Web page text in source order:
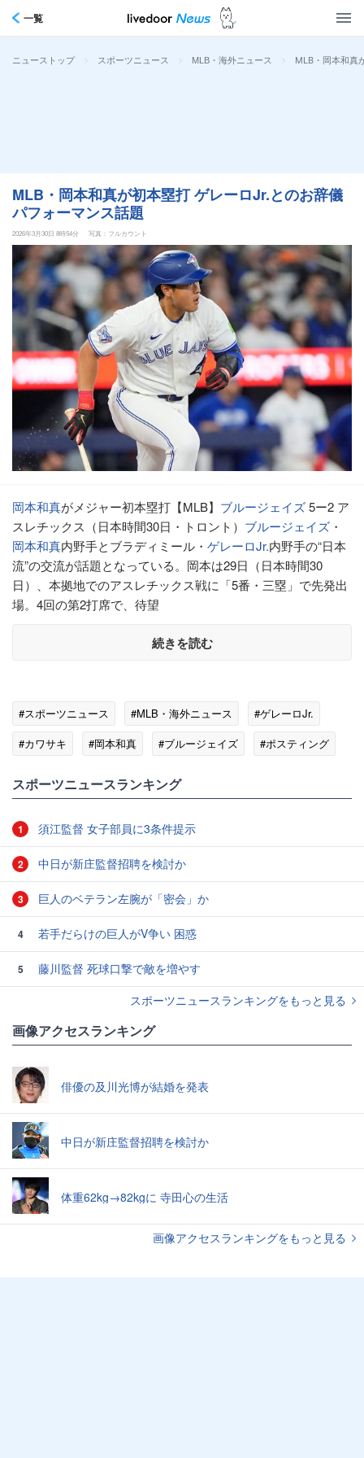
一覧
ニューストップ > スポーツニュース > MLB・海外ニュース > MLB・岡本和真
MLB・岡本和真が初本塁打 ゲレーロJr.とのお辞儀
パフォーマンス話題
2026年3月30日 8時54分 写真：フルカウント
岡本和真がメジャー初本塁打【MLB】 ブルージェイズ5ー2 ア
スレチックス（日本時間30日・トロント） ブルージェイズ ・
岡本和真内野手とブラディミール・ ゲレーロJr.内野手の“日本
流”の交流が話題となっている。岡本は29日（日本時間30
日）、本拠地でのアスレチックス戦に「5番・三塁」で先発出
場。4回の第2打席で、待望
続きを読む
#スポーツニュース #MLB・海外ニュース
#ゲレーロJr.
#カワサキ
#岡本和真 #ブルージェイズ #ポスティング
スポーツニュースランキング
1 須江監督 女子部員に3条件提示
2 中日が新庄監督招聘を検討か
3 巨人のベテラン左腕が「密会」か
4 若手だらけの巨人がV争い 困惑
5
藤川監督 死球口撃で敵を増やす
スポーツニュースランキングをもっと見る
画像アクセスランキング
俳優の及川光博が結婚を発表
中日が新庄監督招聘を検討か
体重62kg→82kgに 寺田心の生活
画像アクセスランキングをもっと見る